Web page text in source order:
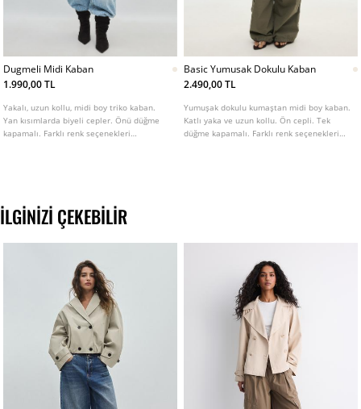
Dugmeli Midi Kaban
1.990,00 TL
Yakalı, uzun kollu, midi boy triko kaban.
Yan kısımlarda biyeli cepler. Önü düğme
kapamalı. Farklı renk seçenekleri
Basic Yumusak Dokulu Kaban
2.490,00 TL
Yumuşak dokulu kumaştan midi boy kaban.
Katlı yaka ve uzun kollu. Ön cepli. Tek
düğme kapamalı. Farklı renk seçenekleri
İLGINIZI ÇEKEBILIR